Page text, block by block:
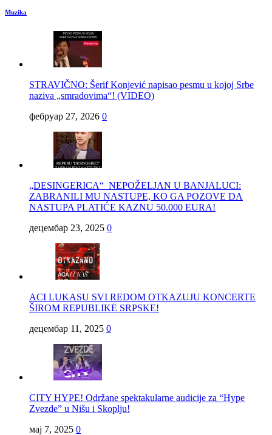
Muzika
STRAVIČNO: Šerif Konjević napisao pesmu u kojoj Srbe
naziva „smradovima“! (VIDEO)
фебруар 27, 2026 0
„DESINGERICA“ NEPOŽELJAN U BANJALUCI:
ZABRANILI MU NASTUPE, KO GA POZOVE DA
NASTUPA PLATIĆE KAZNU 50.000 EURA!
децембар 23, 2025 0
ACI LUKASU SVI REDOM OTKAZUJU KONCERTE
ŠIROM REPUBLIKE SRPSKE!
децембар 11, 2025 0
CITY HYPE! Održane spektakularne audicije za “Hype
Zvezde” u Nišu i Skoplju!
мај 7, 2025 0